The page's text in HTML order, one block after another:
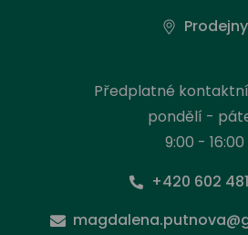
Prodejny
Předplatné
pondělí -
9:00 - 16:00
+420 602